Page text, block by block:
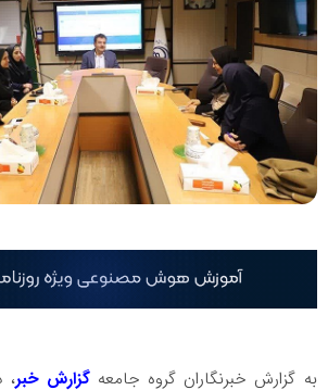
به گزارش خبرنگاران گروه جامعهگزارش خبر،